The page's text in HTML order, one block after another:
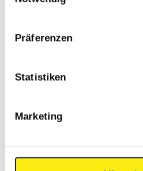
Präferenzen
Statistiken
Marketing
für Hochbau, Stahlbau
Stuttgart und Ludwigsburg.
EINWOHNER